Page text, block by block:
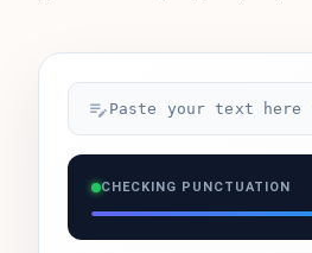
CHECKING PUNCTUATION